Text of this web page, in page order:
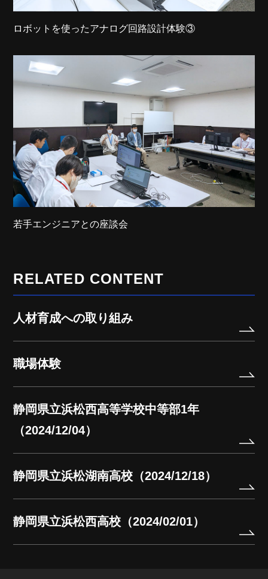
ロボットを使ったアナログ回路設計体験③
若手エンジニアとの座談会
RELATED CONTENT
人材育成への取り組み
職場体験
静岡県立浜松西高等学校中等部1年
（2024/12/04）
静岡県立浜松湖南高校（2024/12/18）
静岡県立浜松西高校（2024/02/01）